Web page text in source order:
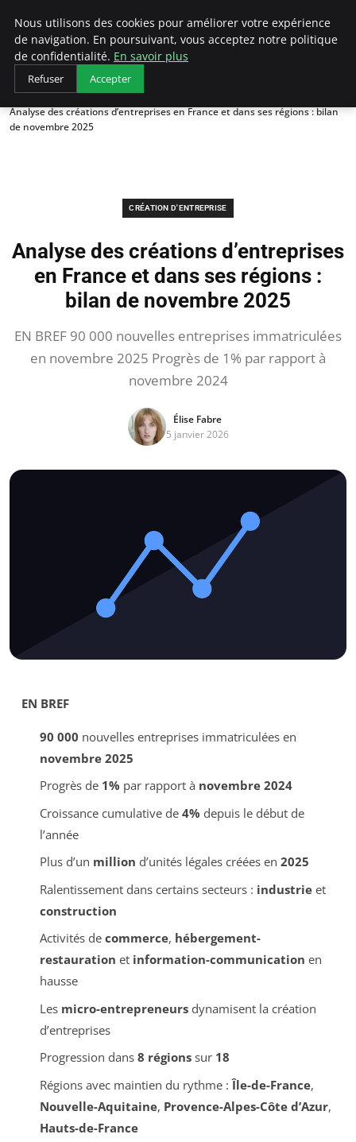
LECFCM
Accueil
Création d'entreprise
Analyse des créations d’entreprises en France et dans ses régions : bilan
de novembre 2025
CRÉATION D'ENTREPRISE
Analyse des créations d’entreprises
en France et dans ses régions :
bilan de novembre 2025
EN BREF 90 000 nouvelles entreprises immatriculées
en novembre 2025 Progrès de 1% par rapport à
novembre 2024
Élise Fabre
5 janvier 2026
EN BREF
90 000 nouvelles entreprises immatriculées en
novembre 2025
Progrès de 1% par rapport à novembre 2024
Croissance cumulative de 4% depuis le début de
l’année
Plus d’un million d’unités légales créées en 2025
Ralentissement dans certains secteurs : industrieet
construction
Activités de commerce, hébergement-
restauration et information-communication en
hausse
Les micro-entrepreneursdynamisent la création
d’entreprises
Progression dans 8 régionssur 18
Régions avec maintien du rythme :Île-de-France,
Nouvelle-Aquitaine, Provence-Alpes-Côte d’Azur,
Hauts-de-France
Nous utilisons des cookies pour améliorer votre expérience
de navigation. En poursuivant, vous acceptez notre politique
de confidentialité. En savoir plus
Refuser Accepter